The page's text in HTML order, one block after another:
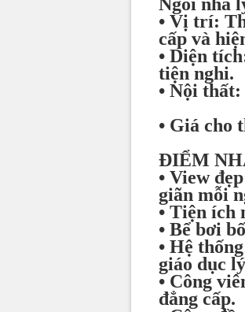
• Vị trí:
cấp và
• Diện
tiện nghi.
• Nội
• Giá cho
ĐIỂM
• View
giãn mỗi
• Tiện ích
• Bể bơi
• Hệ
giáo dục
• Công
đẳng cấp.